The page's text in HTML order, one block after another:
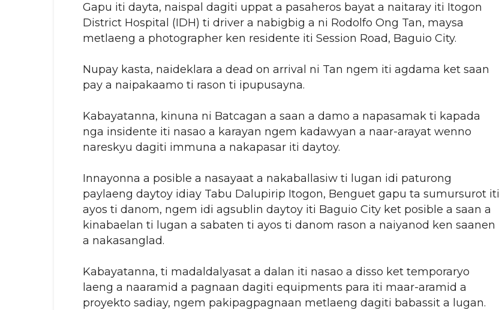
Gapu iti dayta, naispal dagiti uppat a pasaheros bayat a naitaray iti Itogon
District Hospital (IDH) ti driver a nabigbig a ni Rodolfo Ong Tan, maysa
metlaeng a photographer ken residente iti Session Road, Baguio City.
Nupay kasta, naideklara a dead on arrival ni Tan ngem iti agdama ket saan
pay a naipakaamo ti rason ti ipupusayna.
Kabayatanna, kinuna ni Batcagan a saan a damo a napasamak ti kapada
nga insidente iti nasao a karayan ngem kadawyan a naar-arayat wenno
nareskyu dagiti immuna a nakapasar iti daytoy.
Innayonna a posible a nasayaat a nakaballasiw ti lugan idi paturong
paylaeng daytoy idiay Tabu Dalupirip Itogon, Benguet gapu ta sumursurot iti
ayos ti danom, ngem idi agsublin daytoy iti Baguio City ket posible a saan a
kinabaelan ti lugan a sabaten ti ayos ti danom rason a naiyanod ken saanen
a nakasanglad.
Kabayatanna, ti madaldalyasat a dalan iti nasao a disso ket temporaryo
laeng a naaramid a pagnaan dagiti equipments para iti maar-aramid a
proyekto sadiay, ngem pakipagpagnaan metlaeng dagiti babassit a lugan.